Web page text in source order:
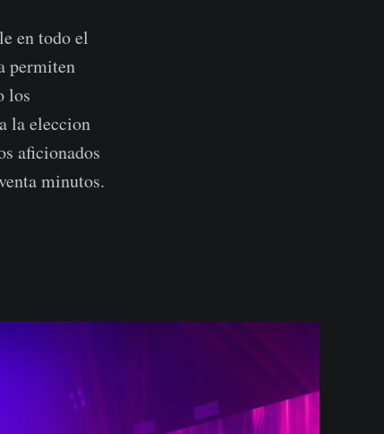
en todo el
permiten
los
la eleccion
aficionados
minutos.